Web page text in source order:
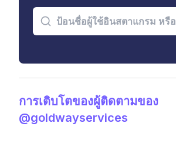
การเติบโตของผู้ติดตามของ
@goldwayservices